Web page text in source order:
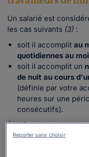
Un salarié est
les cas suivants (3) :
soit il accomplit au
quotidiennes au
soit il accomplit un
de nuit au cours
(définie par votre
heures sur une
consécutifs).
À défaut, le salarié
✅ Recours au travail
salariés, respect des
Reporter sans choisir